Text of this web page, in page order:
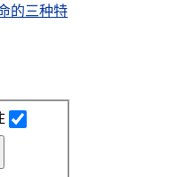
的三种特